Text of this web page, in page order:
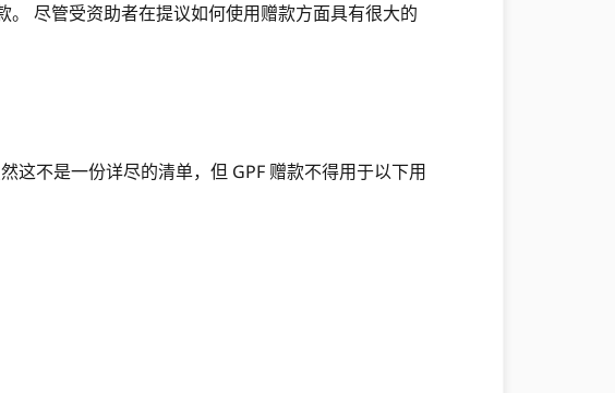
尽管受资助者在提议如何使用赠款方面具有很大的
这不是一份详尽的清单，但 GPF 赠款不得用于以下用